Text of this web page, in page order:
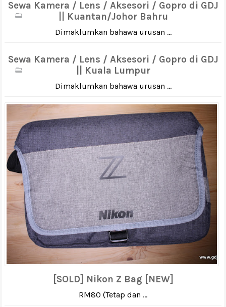
Sewa Kamera / Lens / Aksesori / Gopro di GDJ
|| Kuantan/Johor Bahru
Dimaklumkan bahawa urusan ...
Sewa Kamera / Lens / Aksesori / Gopro di GDJ
|| Kuala Lumpur
Dimaklumkan bahawa urusan ...
[SOLD] Nikon Z Bag [NEW]
RM80 (Tetap dan ...